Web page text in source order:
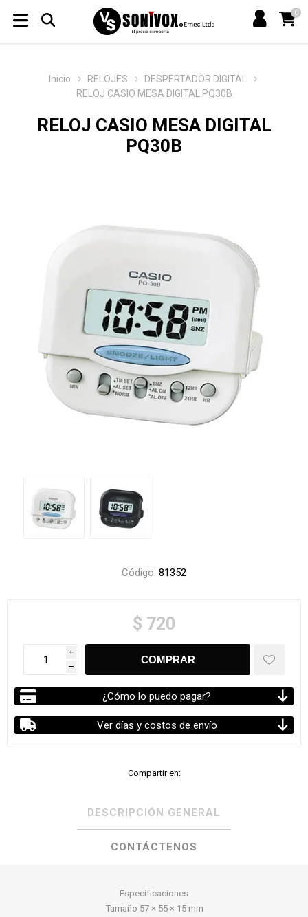
0
Inicio RELOJES
DESPERTADOR DIGITAL
RELOJ CASIO MESA DIGITAL PQ30B
RELOJ CASIO MESA DIGITAL
PQ30B
Código: 81352
$ 720
i
h
¿Cómo lo puedo pagar?
Ver días y costos de envío
Compartir en:
DESCRIPCIÓN GENERAL
CONTÁCTENOS
Especificaciones
Tamaño 57 × 55 × 15 mm